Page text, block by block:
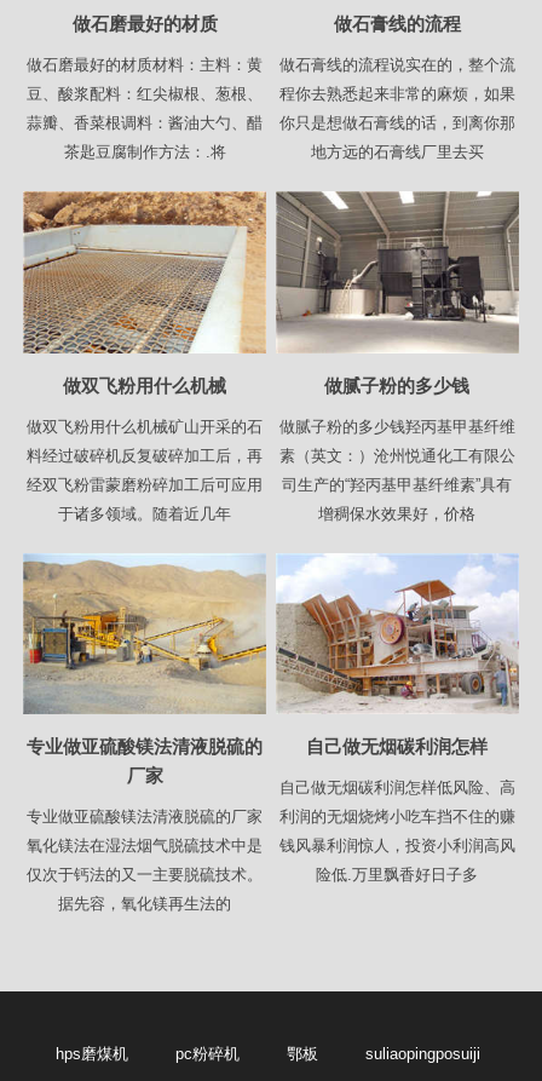
做石磨最好的材质
做石磨最好的材质材料：主料：黄
豆、酸浆配料：红尖椒根、葱根、
蒜瓣、香菜根调料：酱油大勺、醋
茶匙豆腐制作方法：.将
做石膏线的流程
做石膏线的流程说实在的，整个流
程你去熟悉起来非常的麻烦，如果
你只是想做石膏线的话，到离你那
地方远的石膏线厂里去买
做双飞粉用什么机械
做双飞粉用什么机械矿山开采的石
料经过破碎机反复破碎加工后，再
经双飞粉雷蒙磨粉碎加工后可应用
于诸多领域。随着近几年
做腻子粉的多少钱
做腻子粉的多少钱羟丙基甲基纤维
素（英文：）沧州悦通化工有限公
司生产的“羟丙基甲基纤维素”具有
增稠保水效果好，价格
专业做亚硫酸镁法清液脱硫的
厂家
专业做亚硫酸镁法清液脱硫的厂家
氧化镁法在湿法烟气脱硫技术中是
仅次于钙法的又一主要脱硫技术。
据先容，氧化镁再生法的
自己做无烟碳利润怎样
自己做无烟碳利润怎样低风险、高
利润的无烟烧烤小吃车挡不住的赚
钱风暴利润惊人，投资小利润高风
险低.万里飘香好日子多
hps磨煤机 pc粉碎机 鄂板 suliaopingposuiji